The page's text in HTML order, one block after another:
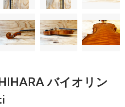
バイオリン